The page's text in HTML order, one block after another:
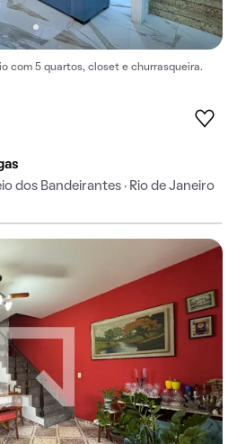
com 5 quartos, closet e churrasqueira.
dos Bandeirantes · Rio de Janeiro